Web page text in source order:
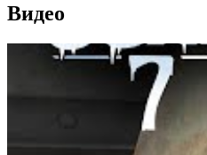
Видео